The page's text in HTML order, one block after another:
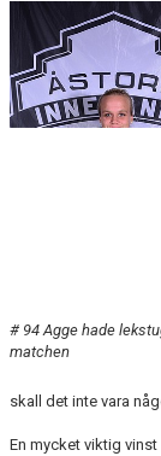
DOKUMENT
KONTAKT
MATCHER
# 94 Agge hade
matchen
skall det inte vara
En mycket viktig